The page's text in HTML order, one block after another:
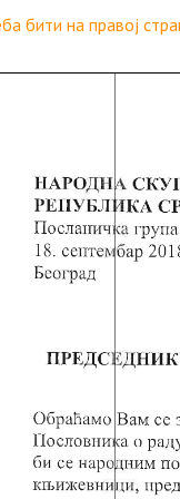
бити на правој